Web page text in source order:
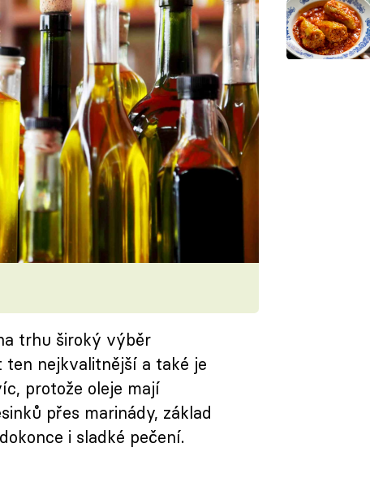
trhu široký výběr
ten nejkvalitnější a také je
protože oleje mají
přes marinády, základ
i sladké pečení.